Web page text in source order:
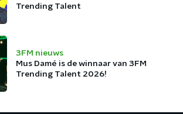
Trending Talent
3FM nieuws
Mus Damé is de winnaar van 3FM
Trending Talent 2026!